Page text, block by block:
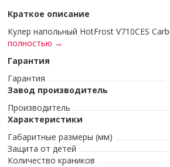
Краткое описание
Кулер напольный HotFrost V710CES
полностью →
Гарантия
Гарантия
Завод производитель
Производитель
Характеристики
Габаритные размеры (мм)
Защита от детей
Количество краников